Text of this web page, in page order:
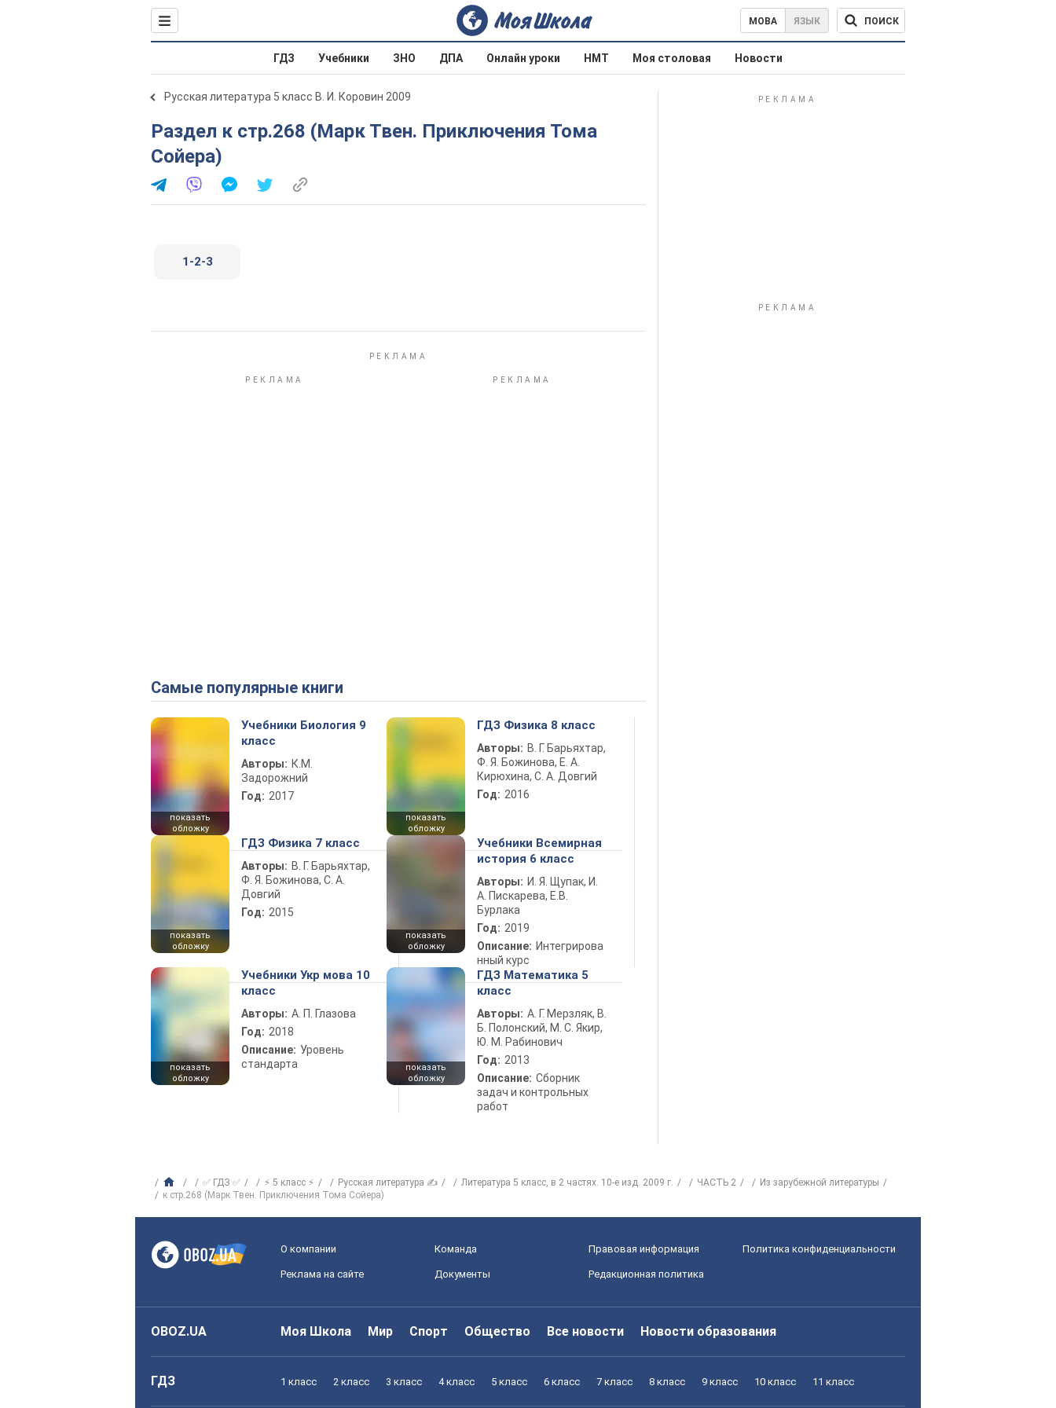
МОВА ЯЗЫК ПОИСК
ГДЗ Учебники ЗНО ДПА Онлайн уроки НМТ Моя столовая Новости
Русская литература 5 класс В. И. Коровин 2009
Раздел к стр.268 (Марк Твен. Приключения Тома
Сойера)
1-2-3
Самые популярные книги
показать
обложку
Учебники Биология 9
класс
Авторы: К.М.
Задорожний
Год: 2017
показать
обложку
ГДЗ Физика 8 класс
Авторы: В. Г. Барьяхтар,
Ф. Я. Божинова, Е. А.
Кирюхина, С. А. Довгий
Год: 2016
показать
обложку
ГДЗ Физика 7 класс
Авторы: В. Г. Барьяхтар,
Ф. Я. Божинова, С. А.
Довгий
Год: 2015
показать
обложку
Учебники Всемирная
история 6 класс
Авторы: И. Я. Щупак, И.
А. Пискарева, Е.В.
Бурлака
Год: 2019
Описание: Интегрирова
нный курс
показать
обложку
Учебники Укр мова 10
класс
Авторы: А. П. Глазова
Год: 2018
Описание: Уровень
стандарта
показать
обложку
ГДЗ Математика 5
класс
Авторы: А. Г. Мерзляк, В.
Б. Полонский, М. С. Якир,
Ю. М. Рабинович
Год: 2013
Описание: Сборник
задач и контрольных
работ
✅ ГДЗ ✅ ⚡ 5 класс ⚡ Русская литература ✍ Литература 5 класс, в 2 частях. 10-е изд. 2009 г. ЧАСТЬ 2
Из зарубежной литературы
к стр.268 (Марк Твен. Приключения Тома Сойера)
О компании Команда Правовая информация Политика конфиденциальности
Реклама на сайте Документы Редакционная политика
OBOZ.UA Моя Школа Мир Спорт Общество Все новости Новости образования
ГДЗ 1 класс 2 класс 3 класс 4 класс 5 класс 6 класс 7 класс 8 класс 9 класс 10 класс 11 класс